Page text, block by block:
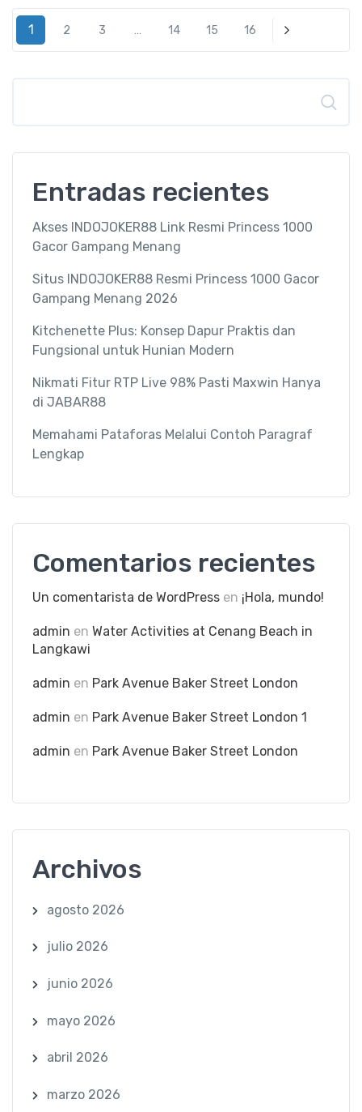
1 2 3 … 14 15 16
Entradas recientes
Akses INDOJOKER88 Link Resmi Princess 1000
Gacor Gampang Menang
Situs INDOJOKER88 Resmi Princess 1000 Gacor
Gampang Menang 2026
Kitchenette Plus: Konsep Dapur Praktis dan
Fungsional untuk Hunian Modern
Nikmati Fitur RTP Live 98% Pasti Maxwin Hanya
di JABAR88
Memahami Pataforas Melalui Contoh Paragraf
Lengkap
Comentarios recientes
Un comentarista de WordPress en ¡Hola, mundo!
admin en Water Activities at Cenang Beach in
Langkawi
admin en Park Avenue Baker Street London
admin en Park Avenue Baker Street London 1
admin en Park Avenue Baker Street London
Archivos
agosto 2026
julio 2026
junio 2026
mayo 2026
abril 2026
marzo 2026